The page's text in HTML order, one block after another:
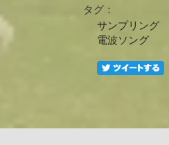
タグ：
サンプリング
電波ソング